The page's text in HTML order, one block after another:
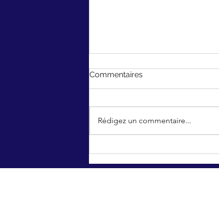
Commentaires
Rédigez un commentaire...